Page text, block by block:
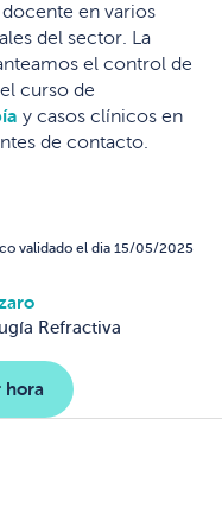
en varios
del sector. La
el control de
curso de
y casos clínicos en
de contacto.
validado el dia 15/05/2025
Refractiva
hora